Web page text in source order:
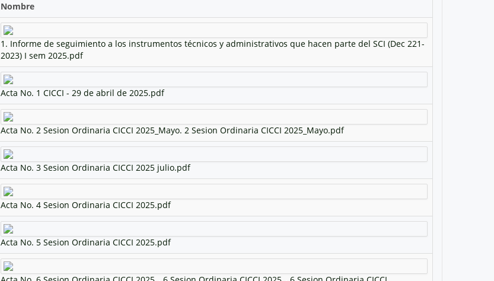
Nombre
1. Informe de seguimiento a los instrumentos técnicos y administrativos que hacen parte del SCI (Dec 221-
2023) I sem 2025.pdf
Acta No. 1 CICCI - 29 de abril de 2025.pdf
Acta No. 2 Sesion Ordinaria CICCI 2025_Mayo. 2 Sesion Ordinaria CICCI 2025_Mayo.pdf
Acta No. 3 Sesion Ordinaria CICCI 2025 julio.pdf
Acta No. 4 Sesion Ordinaria CICCI 2025.pdf
Acta No. 5 Sesion Ordinaria CICCI 2025.pdf